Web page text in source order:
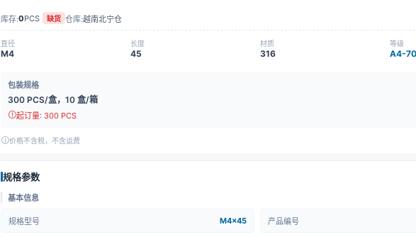
库存:0PCS 缺货 仓库:越南北宁仓
直径
M4
长度
45
材质
316
等级
A4-70
包装规格
300 PCS/盒，10 盒/箱
起订量: 300 PCS
价格不含税，不含运费
规格参数
基本信息
规格型号 M4x45 产品编号